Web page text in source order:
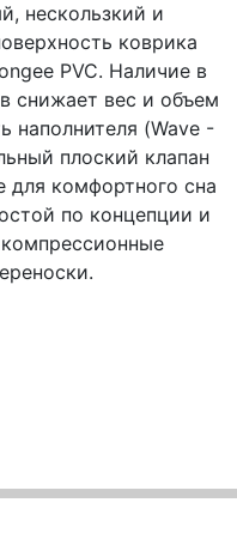
нескользкий и
коврика
PVC. Наличие в
снижает вес и объем
наполнителя (Wave -
плоский клапан
для комфортного сна
по концепции и